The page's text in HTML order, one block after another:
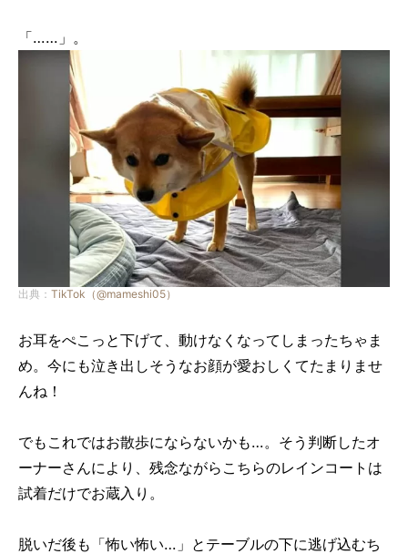
「……」。
出典： TikTok（@mameshi05）
お耳をぺこっと下げて、動けなくなってしまったちゃま
め。今にも泣き出しそうなお顔が愛おしくてたまりませ
んね！
でもこれではお散歩にならないかも…。そう判断したオ
ーナーさんにより、残念ながらこちらのレインコートは
試着だけでお蔵入り。
脱いだ後も「怖い怖い…」とテーブルの下に逃げ込むち